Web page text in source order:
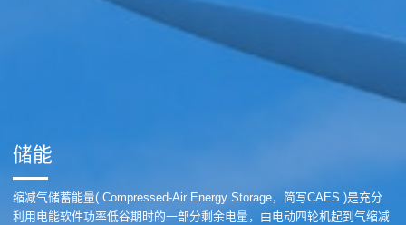
储能
缩减气储蓄能量( Compressed-Air Energy Storage，简写CAES )是充分
利用电能软件功率低谷期时的一部分剩余电量，由电动四轮机起到气缩减